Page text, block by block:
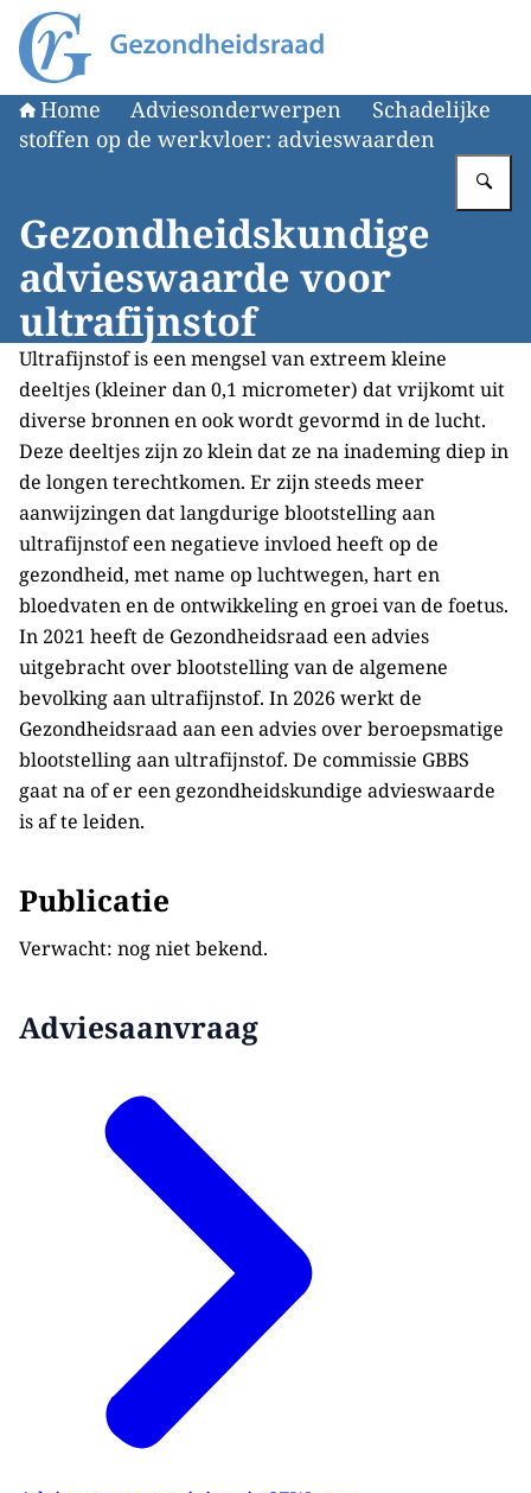
Naar de homepage van Gezondheidsraad
Home Adviesonderwerpen
Schadelijke
stoffen op de werkvloer: advieswaarden
Gezondheidskundige
advieswaarde voor
ultrafijnstof
Ultrafijnstof is een mengsel van extreem kleine
deeltjes (kleiner dan 0,1 micrometer) dat vrijkomt uit
diverse bronnen en ook wordt gevormd in de lucht.
Deze deeltjes zijn zo klein dat ze na inademing diep in
de longen terechtkomen. Er zijn steeds meer
aanwijzingen dat langdurige blootstelling aan
ultrafijnstof een negatieve invloed heeft op de
gezondheid, met name op luchtwegen, hart en
bloedvaten en de ontwikkeling en groei van de foetus.
In 2021 heeft de Gezondheidsraad een advies
uitgebracht over blootstelling van de algemene
bevolking aan ultrafijnstof. In 2026 werkt de
Gezondheidsraad aan een advies over beroepsmatige
blootstelling aan ultrafijnstof. De commissie GBBS
gaat na of er een gezondheidskundige advieswaarde
is af te leiden.
Publicatie
Verwacht: nog niet bekend.
Adviesaanvraag